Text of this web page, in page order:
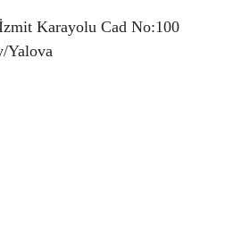
Karayolu Cad No:100
Yalova